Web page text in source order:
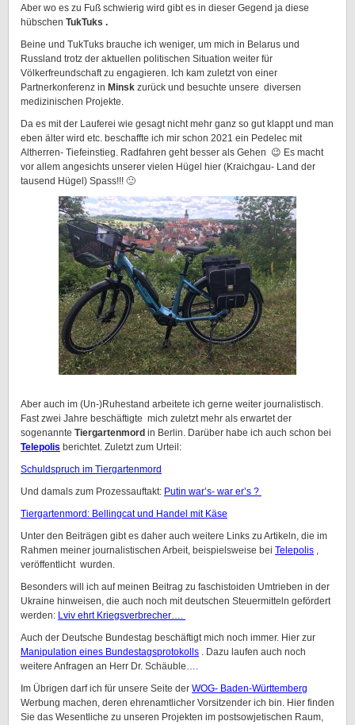
Aber wo es zu Fuß schwierig wird gibt es in dieser Gegend ja diese
hübschen TukTuks .
Beine und TukTuks brauche ich weniger, um mich in Belarus und
Russland trotz der aktuellen politischen Situation weiter für
Völkerfreundschaft zu engagieren. Ich kam zuletzt von einer
Partnerkonferenz in Minsk zurück und besuchte unsere diversen
medizinischen Projekte.
Da es mit der Lauferei wie gesagt nicht mehr ganz so gut klappt und man
eben älter wird etc. beschaffte ich mir schon 2021 ein Pedelec mit
Altherren- Tiefeinstieg. Radfahren geht besser als Gehen 😉 Es macht
vor allem angesichts unserer vielen Hügel hier (Kraichgau- Land der
tausend Hügel) Spass!!! 🙂
Aber auch im (Un-)Ruhestand arbeitete ich gerne weiter journalistisch.
Fast zwei Jahre beschäftigte mich zuletzt mehr als erwartet der
sogenannte Tiergartenmord in Berlin. Darüber habe ich auch schon bei
Telepolis berichtet. Zuletzt zum Urteil:
Schuldspruch im Tiergartenmord
Und damals zum Prozessauftakt: Putin war’s- war er’s ?
Tiergartenmord: Bellingcat und Handel mit Käse
Unter den Beiträgen gibt es daher auch weitere Links zu Artikeln, die im
Rahmen meiner journalistischen Arbeit, beispielsweise bei Telepolis ,
veröffentlicht wurden.
Besonders will ich auf meinen Beitrag zu faschistoiden Umtrieben in der
Ukraine hinweisen, die auch noch mit deutschen Steuermitteln gefördert
werden: Lviv ehrt Kriegsverbrecher….
Auch der Deutsche Bundestag beschäftigt mich noch immer. Hier zur
Manipulation eines Bundestagsprotokolls . Dazu laufen auch noch
weitere Anfragen an Herr Dr. Schäuble….
Im Übrigen darf ich für unsere Seite der WOG- Baden-Württemberg
Werbung machen, deren ehrenamtlicher Vorsitzender ich bin. Hier finden
Sie das Wesentliche zu unseren Projekten im postsowjetischen Raum,